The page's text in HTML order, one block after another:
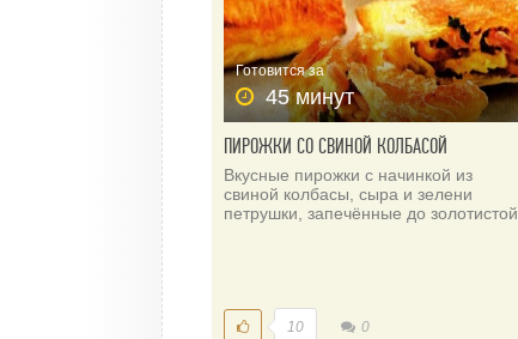
Готовится за
45 минут
ПИРОЖКИ СО СВИНОЙ КОЛБАСОЙ
Вкусные пирожки с начинкой из
свиной колбасы, сыра и зелени
петрушки, запечённые до золотистой
10 0